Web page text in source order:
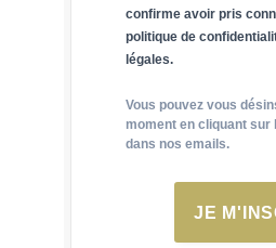
confirme avoir pris
politique de
légales.
Vous pouvez vous
moment en cliquant sur
dans nos emails.
JE